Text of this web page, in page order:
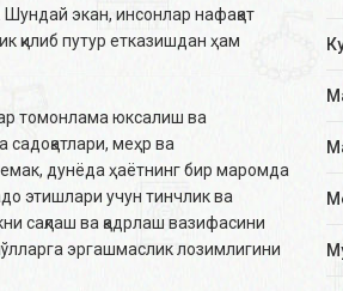
экан, инсонлар нафақат
қилиб путур етказишдан ҳам
томонлама юксалиш ва
меҳр ва
дунёда ҳаётнинг бир маромда
этишлари учун тинчлик ва
сақлаш ва қадрлаш вазифасини
эргашмаслик лозимлигини